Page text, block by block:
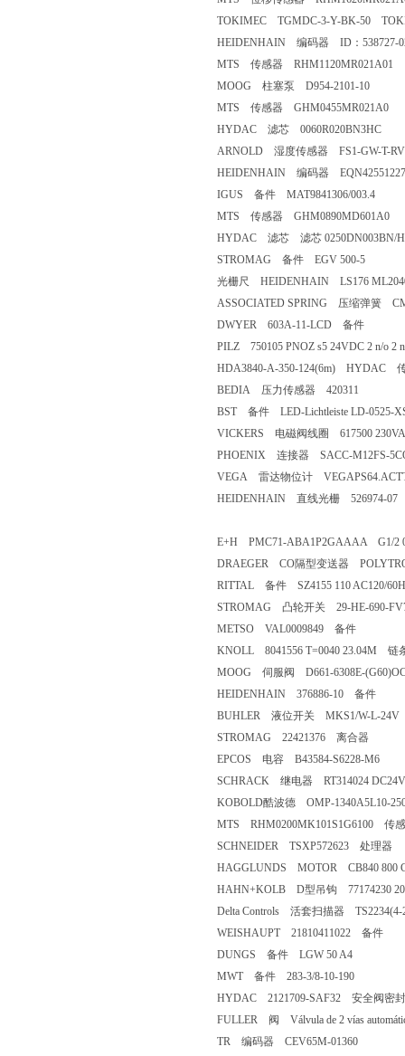
TOKIMEC TGMDC-3-Y-BK-50
HEIDENHAIN 编码器 ID：538727-
MTS 传感器 RHM1120MR021A01
MOOG 柱塞泵 D954-2101-10
MTS 传感器 GHM0455MR021A0
HYDAC 滤芯 0060R020BN3HC
ARNOLD 湿度传感器 FS1-GW-T-RV
HEIDENHAIN 编码器
IGUS 备件 MAT9841306/003.4
MTS 传感器 GHM0890MD601A0
HYDAC 滤芯 滤芯 0250DN003BN/
STROMAG 备件 EGV 500-5
光栅尺 HEIDENHAIN LS176 ML2040
ASSOCIATED SPRING 压缩弹簧
DWYER 603A-11-LCD 备件
PILZ 750105 PNOZ s5 24VDC 2 n/o 2
HDA3840-A-350-124(6m) HYDAC
BEDIA 压力传感器 420311
BST 备件 LED-Lichtleiste LD-0525-
VICKERS 电磁阀线圈 617500
PHOENIX 连接器 SACC-M12FS-
VEGA 雷达物位计
HEIDENHAIN 直线光栅 526974-07
E+H PMC71-ABA1P2GAAAA G1/2
DRAEGER CO隔型变送器
RITTAL 备件 SZ4155 110 AC120/
STROMAG 凸轮开关 29-HE-690-
METSO VAL0009849 备件
KNOLL 8041556 T=0040 23.04M 链
MOOG 伺服阀 D661-6308E-
HEIDENHAIN 376886-10 备件
BUHLER 液位开关 MKS1/W-L-24V
STROMAG 22421376 离合器
EPCOS 电容 B43584-S6228-M6
SCHRACK 继电器 RT314024 DC24V
KOBOLD酷波德 OMP-1340A5L10-
MTS RHM0200MK101S1G6100 传
SCHNEIDER TSXP572623 处理器
HAGGLUNDS MOTOR CB840 800
HAHN+KOLB D型吊钩 77174230
Delta Controls 活套扫描器 TS2234(4-
WEISHAUPT 21810411022 备件
DUNGS 备件 LGW 50 A4
MWT 备件 283-3/8-10-190
HYDAC 2121709-SAF32 安全阀密
FULLER 阀 Válvula de 2 vías
TR 编码器 CEV65M-01360